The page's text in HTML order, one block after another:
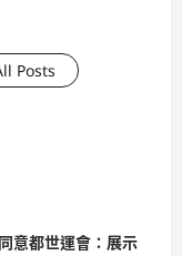
Posts
意都世運會：展示